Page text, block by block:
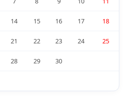
14 15 16 17 18
21 22 23 24 25
28 29 30